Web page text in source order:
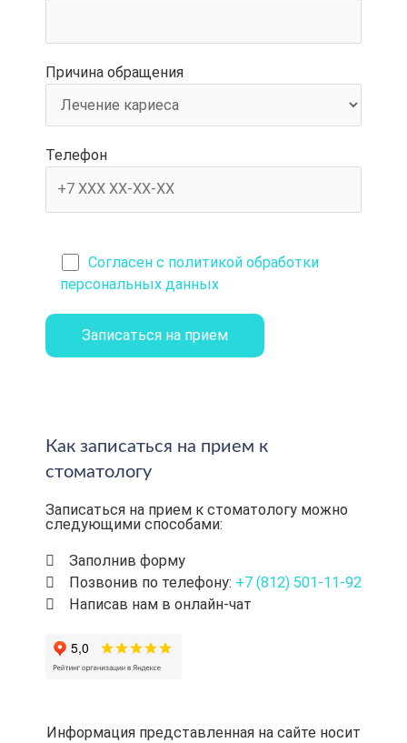
Причина обращения
Телефон
Согласен с политикой обработки
персональных данных
Как записаться на прием к
стоматологу
Записаться на прием к стоматологу можно
следующими способами:
Заполнив форму
Позвонив по телефону: +7 (812) 501-11-92
Написав нам в онлайн-чат
Информация представленная на сайте носит